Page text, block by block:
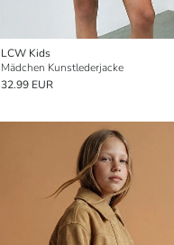
LCW Kids
Mädchen Kunstlederjacke
32.99 EUR